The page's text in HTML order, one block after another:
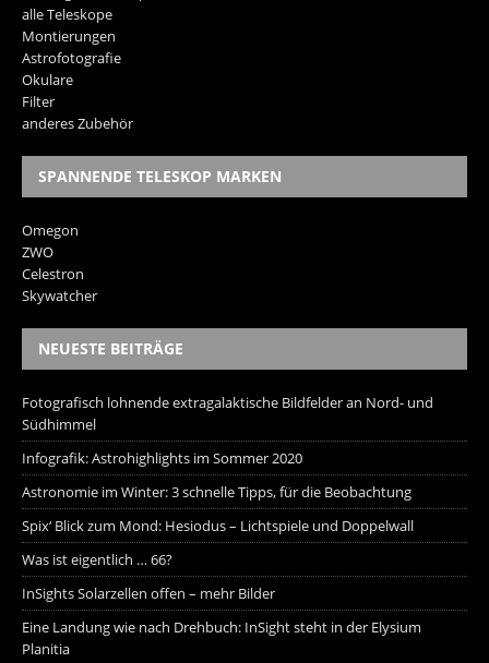
alle Teleskope
Montierungen
Astrofotografie
Okulare
Filter
anderes Zubehör
SPANNENDE TELESKOP MARKEN
Omegon
ZWO
Celestron
Skywatcher
NEUESTE BEITRÄGE
Fotografisch lohnende extragalaktische Bildfelder an Nord- und
Südhimmel
Infografik: Astrohighlights im Sommer 2020
Astronomie im Winter: 3 schnelle Tipps, für die Beobachtung
Spix‘ Blick zum Mond: Hesiodus – Lichtspiele und Doppelwall
Was ist eigentlich … 66?
InSights Solarzellen offen – mehr Bilder
Eine Landung wie nach Drehbuch: InSight steht in der Elysium
Planitia